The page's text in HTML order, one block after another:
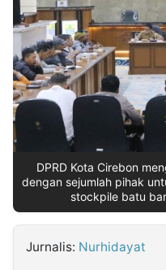
Insight
NTB
Suara
Time
Lens
IDN
Daily
Jogja
Jalan
Rakyat
Idealita
News
Kita
Notice
Dinamikapost.com
Radar
Baru
Seedbacklink
Follow
Kabarbaru
DPRD Kota Cirebon
dengan sejumlah pihak
stockpile batu
Jurnalis: Nurhidayat